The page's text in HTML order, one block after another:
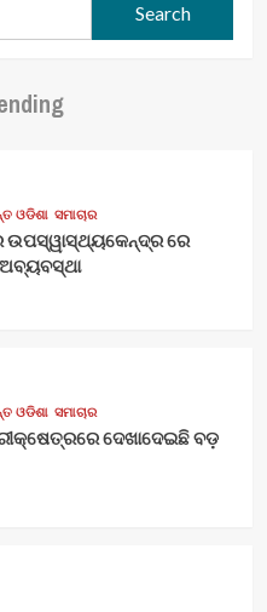
ଓଡିଶା ସମାଚାର
ରେ
ଓଡିଶା ସମାଚାର
ଦେଖାଦେଇଛି ବଡ଼